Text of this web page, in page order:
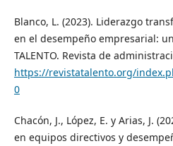
Blanco, L. (2023). Liderazgo
en el desempeño empresarial:
TALENTO. Revista de
https://revistatalento.org/
0
Chacón, J., López, E. y Arias, J.
en equipos directivos y